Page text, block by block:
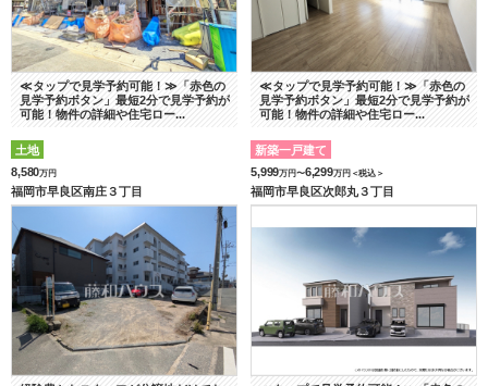
≪タップで見学予約可能！≫「赤色の
見学予約ボタン」最短2分で見学予約が
可能！物件の詳細や住宅ロー...
≪タップで見学予約可能！≫「赤色の
見学予約ボタン」最短2分で見学予約が
可能！物件の詳細や住宅ロー...
土地
8,580万円
福岡市早良区南庄３丁目
新築一戸建て
5,999万円〜6,299万円＜税込＞
福岡市早良区次郎丸３丁目